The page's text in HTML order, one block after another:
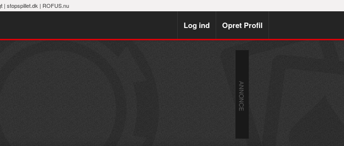
| stopspillet.dk | ROFUS.nu
Log ind Opret Profil